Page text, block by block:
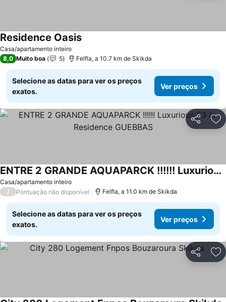
Casa/apartamento inteiro
Residence Oasis
8,0 Muito boa 5 Felfla, a 10.7 km de Skikda
Selecione as datas para ver os preços
exatos.
Ver preços
Partilhar
Casa/apartamento inteiro
ENTRE 2 GRANDE AQUAPARCK !!!!!! Luxurious F3 in Residence GUEBBAS
/ Pontuação não disponível Felfla, a 11.0 km de Skikda
Selecione as datas para ver os preços
exatos.
Ver preços
Partilhar